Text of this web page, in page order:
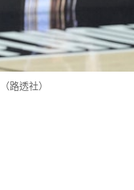
路透社）